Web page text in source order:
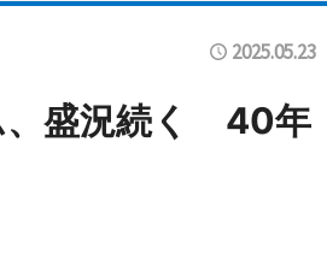
2025.05.23
、盛況続く 40年